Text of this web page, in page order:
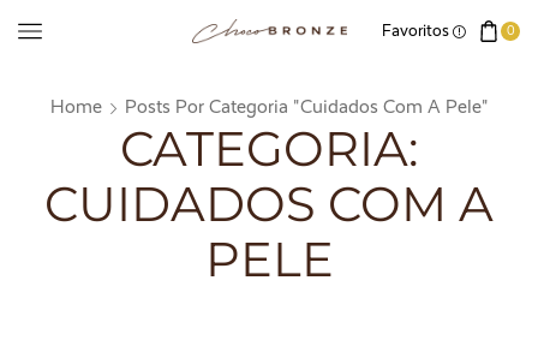
Favoritos 0
Home Posts Por Categoria "Cuidados Com A Pele"
CATEGORIA:
CUIDADOS COM A
PELE